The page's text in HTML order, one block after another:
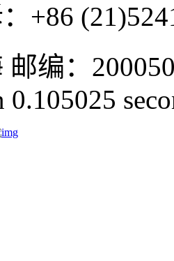
+86
编：
0.105025